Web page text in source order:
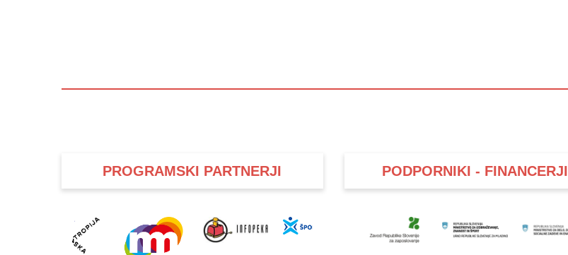
PROGRAMSKI PARTNERJI PODPORNIKI - FINANCERJI